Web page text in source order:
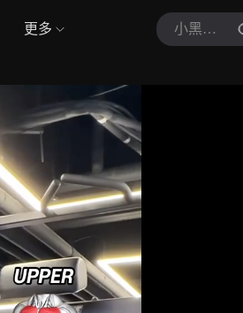
更多 小黑子健身